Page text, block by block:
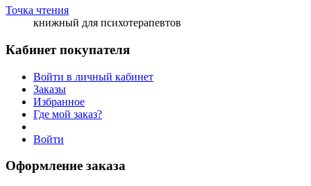
Точка чтения
книжный для психотерапевтов
Кабинет покупателя
Войти в личный кабинет
Заказы
Избранное
Где мой заказ?
Войти
Оформление заказа